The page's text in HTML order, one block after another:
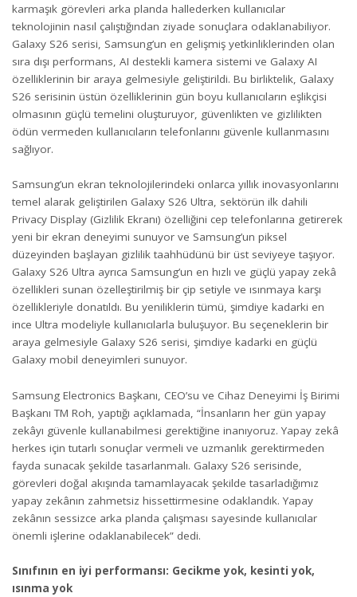
karmaşık görevleri arka planda hallederken kullanıcılar
teknolojinin nasıl çalıştığından ziyade sonuçlara odaklanabiliyor.
Galaxy S26 serisi, Samsung’un en gelişmiş yetkinliklerinden olan
sıra dışı performans, AI destekli kamera sistemi ve Galaxy AI
özelliklerinin bir araya gelmesiyle geliştirildi. Bu birliktelik, Galaxy
S26 serisinin üstün özelliklerinin gün boyu kullanıcıların eşlikçisi
olmasının güçlü temelini oluşturuyor, güvenlikten ve gizlilikten
ödün vermeden kullanıcıların telefonlarını güvenle kullanmasını
sağlıyor.
Samsung’un ekran teknolojilerindeki onlarca yıllık inovasyonlarını
temel alarak geliştirilen Galaxy S26 Ultra, sektörün ilk dahili
Privacy Display (Gizlilik Ekranı) özelliğini cep telefonlarına getirerek
yeni bir ekran deneyimi sunuyor ve Samsung’un piksel
düzeyinden başlayan gizlilik taahhüdünü bir üst seviyeye taşıyor.
Galaxy S26 Ultra ayrıca Samsung’un en hızlı ve güçlü yapay zekâ
özellikleri sunan özelleştirilmiş bir çip setiyle ve ısınmaya karşı
özellikleriyle donatıldı. Bu yeniliklerin tümü, şimdiye kadarki en
ince Ultra modeliyle kullanıcılarla buluşuyor. Bu seçeneklerin bir
araya gelmesiyle Galaxy S26 serisi, şimdiye kadarki en güçlü
Galaxy mobil deneyimleri sunuyor.
Samsung Electronics Başkanı, CEO’su ve Cihaz Deneyimi İş Birimi
Başkanı TM Roh, yaptığı açıklamada, “İnsanların her gün yapay
zekâyı güvenle kullanabilmesi gerektiğine inanıyoruz. Yapay zekâ
herkes için tutarlı sonuçlar vermeli ve uzmanlık gerektirmeden
fayda sunacak şekilde tasarlanmalı. Galaxy S26 serisinde,
görevleri doğal akışında tamamlayacak şekilde tasarladığımız
yapay zekânın zahmetsiz hissettirmesine odaklandık. Yapay
zekânın sessizce arka planda çalışması sayesinde kullanıcılar
önemli işlerine odaklanabilecek” dedi.
Sınıfının en iyi performansı: Gecikme yok, kesinti yok,
ısınma yok